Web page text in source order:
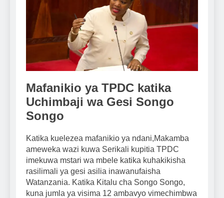
Mafanikio ya TPDC katika
Uchimbaji wa Gesi Songo
Songo
Katika kuelezea mafanikio ya ndani,Makamba
ameweka wazi kuwa Serikali kupitia TPDC
imekuwa mstari wa mbele katika kuhakikisha
rasilimali ya gesi asilia inawanufaisha
Watanzania. Katika Kitalu cha Songo Songo,
kuna jumla ya visima 12 ambavyo vimechimbwa